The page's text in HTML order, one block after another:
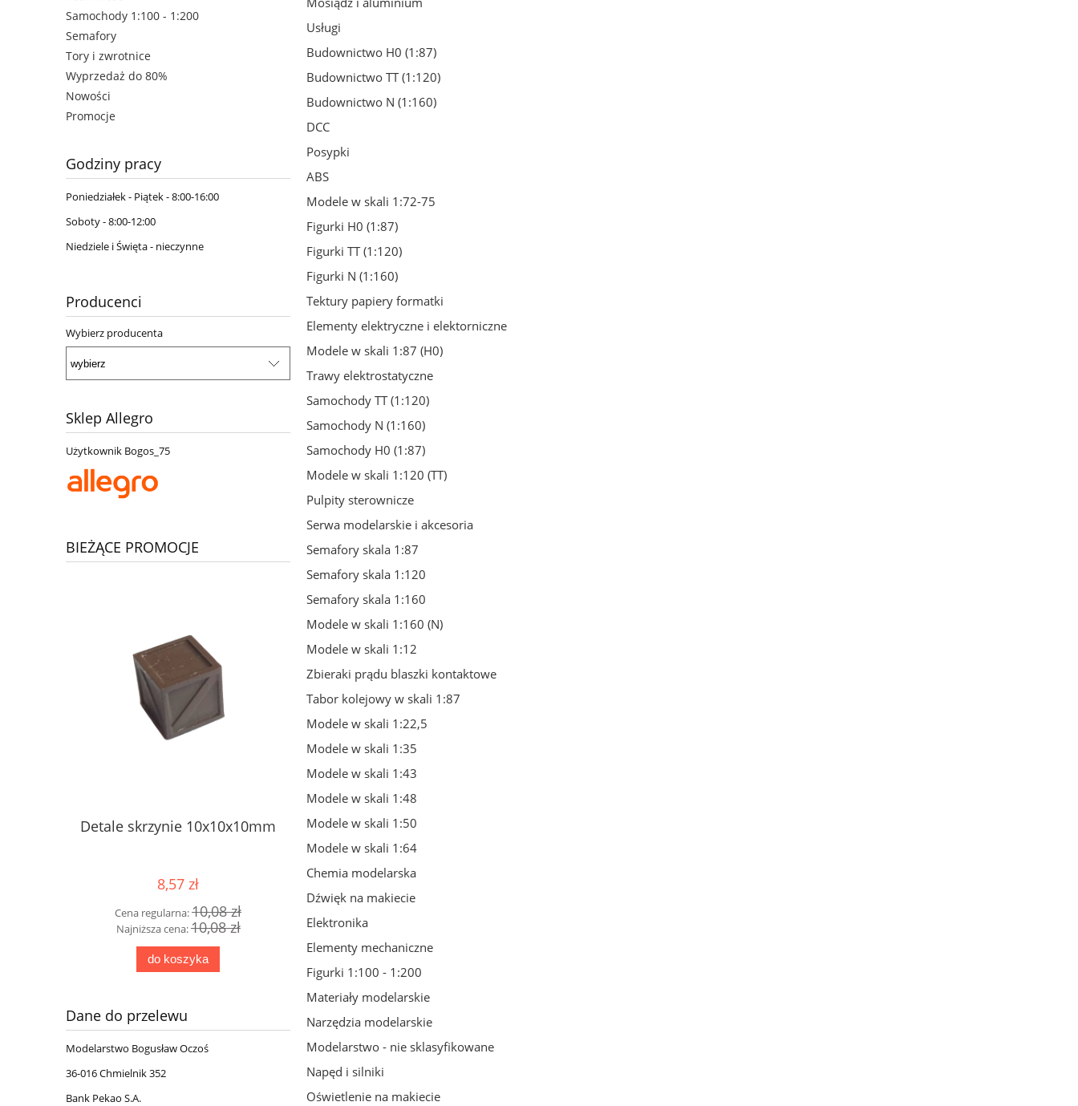
Samochody 1:100 - 1:200
Semafory
Tory i zwrotnice
Wyprzedaż do 80%
Nowości
Promocje
Godziny pracy
Poniedziałek - Piątek - 8:00-16:00
Soboty - 8:00-12:00
Niedziele i Święta - nieczynne
Producenci
Wybierz producenta
Sklep Allegro
Użytkownik Bogos_75
BIEŻĄCE PROMOCJE
Detale skrzynie 10x10x10mm
8,57 zł
Cena regularna:10,08 zł
Najniższa cena:10,08 zł
do koszyka
H0 - Beczki otwarte detale HO
1:87 10 sztuk
8,57 zł
Najniższa cena:
Dane do przelewu
Modelarstwo Bogusław Oczoś
36-016 Chmielnik 352
Bank Pekao S.A.
Usługi
Budownictwo H0 (1:87)
Budownictwo TT (1:120)
Budownictwo N (1:160)
DCC
Posypki
ABS
Modele w skali 1:72-75
Figurki H0 (1:87)
Figurki TT (1:120)
Figurki N (1:160)
Tektury papiery formatki
Elementy elektryczne i elektorniczne
Modele w skali 1:87 (H0)
Trawy elektrostatyczne
Samochody TT (1:120)
Samochody N (1:160)
Samochody H0 (1:87)
Modele w skali 1:120 (TT)
Pulpity sterownicze
Serwa modelarskie i akcesoria
Semafory skala 1:87
Semafory skala 1:120
Semafory skala 1:160
Modele w skali 1:160 (N)
Modele w skali 1:12
Zbieraki prądu blaszki kontaktowe
Tabor kolejowy w skali 1:87
Modele w skali 1:22,5
Modele w skali 1:35
Modele w skali 1:43
Modele w skali 1:48
Modele w skali 1:50
Modele w skali 1:64
Chemia modelarska
Dźwięk na makiecie
Elektronika
Elementy mechaniczne
Figurki 1:100 - 1:200
Materiały modelarskie
Narzędzia modelarskie
Modelarstwo - nie sklasyfikowane
Napęd i silniki
Oświetlenie na makiecie